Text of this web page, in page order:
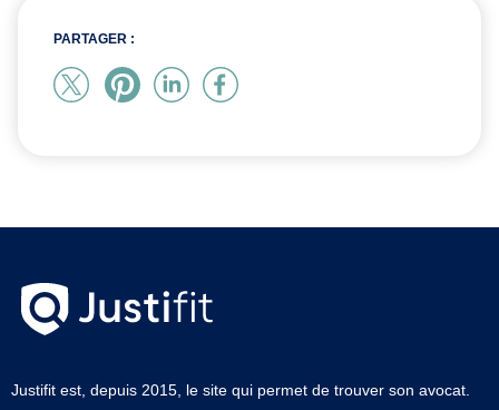
PARTAGER :
Justifit est, depuis 2015, le site qui permet de trouver son avocat.